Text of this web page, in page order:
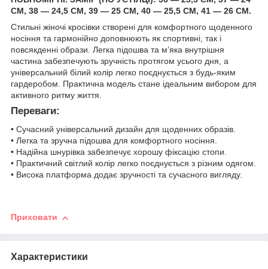
СМ, 38 — 24,5 СМ, 39 — 25 СМ, 40 — 25,5 СМ, 41 — 26 СМ.
Стильні жіночі кросівки створені для комфортного щоденного
носіння та гармонійно доповнюють як спортивні, так і
повсякденні образи. Легка підошва та м’яка внутрішня
частина забезпечують зручність протягом усього дня, а
універсальний білий колір легко поєднується з будь-яким
гардеробом. Практична модель стане ідеальним вибором для
активного ритму життя.
Переваги:
• Сучасний універсальний дизайн для щоденних образів.
• Легка та зручна підошва для комфортного носіння.
• Надійна шнурівка забезпечує хорошу фіксацію стопи.
• Практичний світлий колір легко поєднується з різним одягом.
• Висока платформа додає зручності та сучасного вигляду.
Приховати
Характеристики